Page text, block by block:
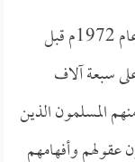
ثانياً: استطاعت الكنيسة في العام نفسه -أعني عام 1972م قبل
سبعة آلاف
المسلمون الذين
وأفهامهم